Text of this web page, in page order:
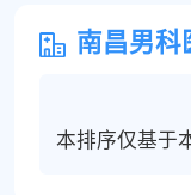
南昌男科
本排序仅基于